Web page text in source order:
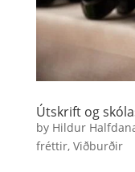
Útskrift og
by Hildur
fréttir, Viðburðir